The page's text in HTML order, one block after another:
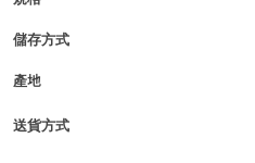
儲存方式
產地
送貨方式